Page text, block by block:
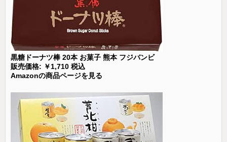
黒糖ドーナツ棒 20本 お菓子 熊本 フジバンビ
販売価格: ￥1,710 税込
Amazonの商品ページを見る